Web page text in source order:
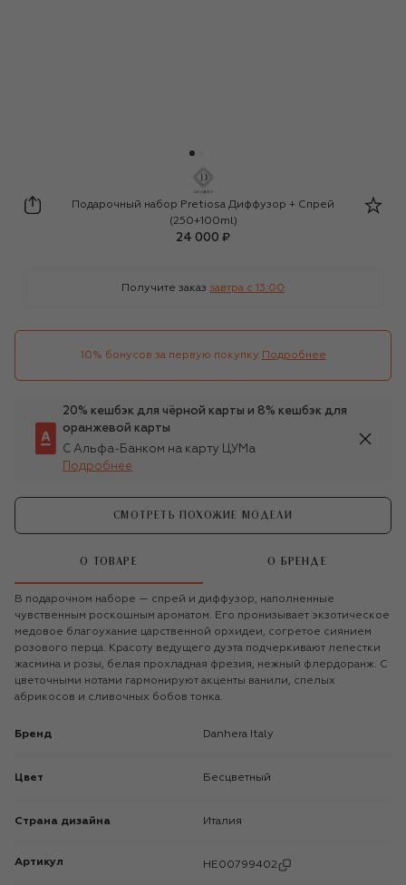
Danhera Italy
Подарочный набор Pretiosa Диффузор + Спрей
(250+100ml)
24 000 ₽
Получите заказ завтра c 13:00
10% бонусов за первую покупку Подробнее
20% кешбэк для чёрной карты и 8% кешбэк для
оранжевой карты
С Альфа-Банком на карту ЦУМа
Подробнее
СМОТРЕТЬ ПОХОЖИЕ МОДЕЛИ
О ТОВАРЕ О БРЕНДЕ
В подарочном наборе — спрей и диффузор, наполненные
чувственным роскошным ароматом. Его пронизывает экзотическое
медовое благоухание царственной орхидеи, согретое сиянием
розового перца. Красоту ведущего дуэта подчеркивают лепестки
жасмина и розы, белая прохладная фрезия, нежный флердоранж. С
цветочными нотами гармонируют акценты ванили, спелых
абрикосов и сливочных бобов тонка.
Бренд Danhera Italy
Цвет Бесцветный
Страна дизайна Италия
Артикул HE00799402